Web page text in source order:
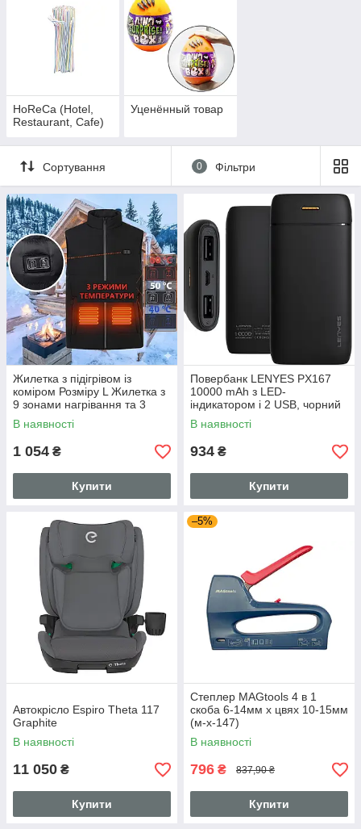
HoReCa (Hotel,
Restaurant, Cafe)
Уценённый товар
Сортування 0 Фільтри
Жилетка з підігрівом із
коміром Розміру L Жилетка з
9 зонами нагрівання та 3
режимами регулювання
температури
В наявності
1 054 ₴
Купити
Повербанк LENYES PX167
10000 mAh з LED-
індикатором і 2 USB, чорний
В наявності
934 ₴
Купити
Автокрісло Espiro Theta 117
Graphite
В наявності
11 050 ₴
Купити
–5%
Степлер MAGtools 4 в 1
скоба 6-14мм x цвях 10-15мм
(м-х-147)
В наявності
796 ₴ 837,90 ₴
Купити